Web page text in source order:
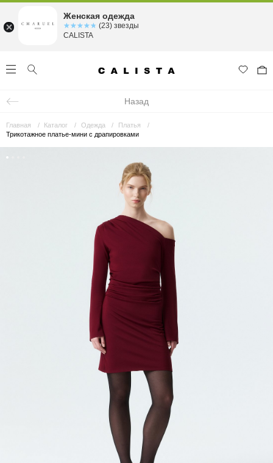
Назад
Главная Каталог Одежда
Платья
Трикотажное платье-мини с драпировками
Женская одежда
☆☆☆☆☆
★★★★★ (23) звезды
CALISTA